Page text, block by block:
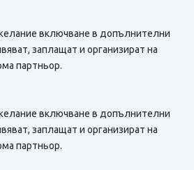
включване в допълнителни
заплащат и организират на
партньор.
включване в допълнителни
заплащат и организират на
партньор.